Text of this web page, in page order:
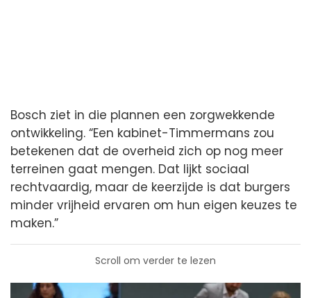
Bosch ziet in die plannen een zorgwekkende
ontwikkeling. “Een kabinet-Timmermans zou
betekenen dat de overheid zich op nog meer
terreinen gaat mengen. Dat lijkt sociaal
rechtvaardig, maar de keerzijde is dat burgers
minder vrijheid ervaren om hun eigen keuzes te
maken.”
Scroll om verder te lezen